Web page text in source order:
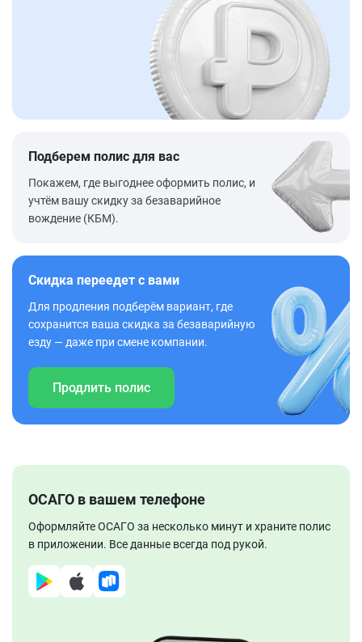
Подберем полис для вас
Покажем, где выгоднее оформить полис, и
учтём вашу скидку за безаварийное
вождение (КБМ).
Скидка переедет с вами
Для продления подберём вариант, где
сохранится ваша скидка за безаварийную
езду — даже при смене компании.
Продлить полис
ОСАГО в вашем телефоне
Оформляйте ОСАГО за несколько минут и храните полис
в приложении. Все данные всегда под рукой.